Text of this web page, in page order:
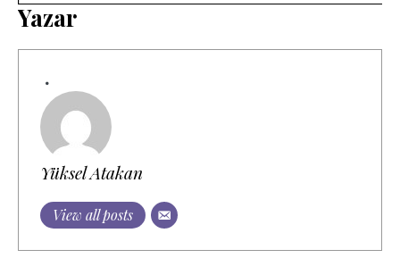
Yazar
Yüksel Atakan
View all posts